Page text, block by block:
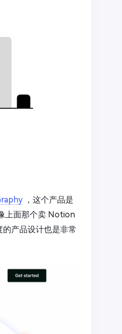
，这个产品是
上面那个卖 Notion
产品设计也是非常